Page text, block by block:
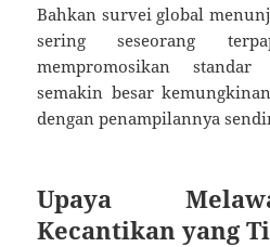
Bahkan survei global
sering seseorang
mempromosikan
semakin besar
dengan penampilannya
Upaya
Kecantikan yang